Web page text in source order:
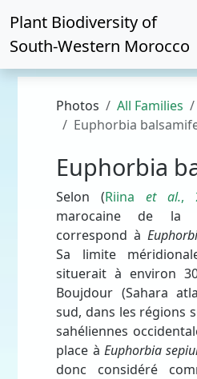
Plant Biodiversity of
South-Western Morocco
Photos All Families
Euphorbia
Euphorbia
Selon (Riinaet al.,
marocaine de la
correspond à
Sa limite
situerait à environ
Boujdour (Sahara
sud, dans les régions
sahéliennes
place à Euphorbia
donc considéré